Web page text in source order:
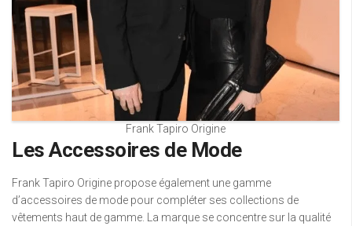
Frank Tapiro Origine
Les Accessoires de Mode
Frank Tapiro Origine propose également une gamme
d’accessoires de mode pour compléter ses collections de
vêtements haut de gamme. La marque se concentre sur la qualité